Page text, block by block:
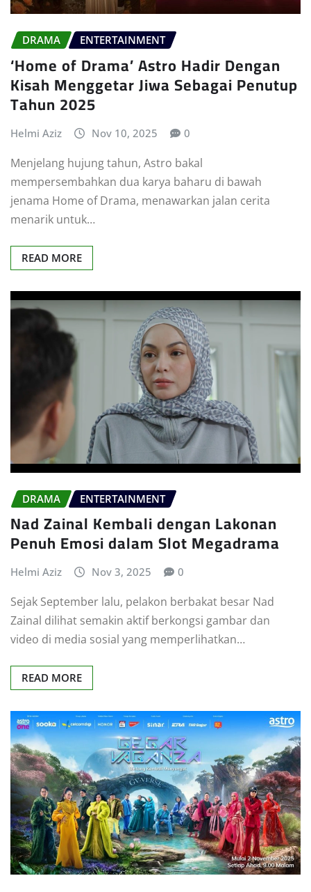
DRAMA ENTERTAINMENT
‘Home of Drama’ Astro Hadir Dengan
Kisah Menggetar Jiwa Sebagai Penutup
Tahun 2025
Helmi Aziz Nov 10, 2025 0
Menjelang hujung tahun, Astro bakal
mempersembahkan dua karya baharu di bawah
jenama Home of Drama, menawarkan jalan cerita
menarik untuk…
READ MORE
DRAMA ENTERTAINMENT
Nad Zainal Kembali dengan Lakonan
Penuh Emosi dalam Slot Megadrama
Helmi Aziz Nov 3, 2025 0
Sejak September lalu, pelakon berbakat besar Nad
Zainal dilihat semakin aktif berkongsi gambar dan
video di media sosial yang memperlihatkan…
READ MORE